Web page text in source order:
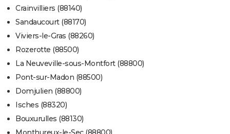
Crainvilliers (88140)
Sandaucourt (88170)
Viviers-le-Gras (88260)
Rozerotte (88500)
La Neuveville-sous-Montfort (88800)
Pont-sur-Madon (88500)
Domjulien (88800)
Isches (88320)
Bouxurulles (88130)